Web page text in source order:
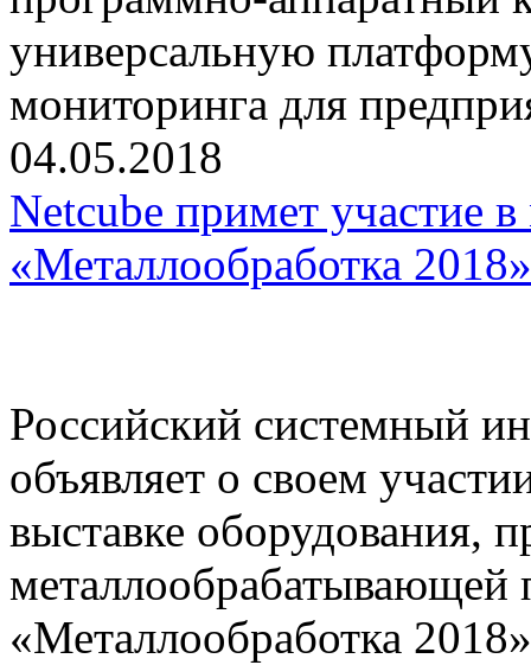
универсальную
мониторинга для
04.05.2018
Netcube примет участие
«Металлообработка 2018»
Российский системный
объявляет о своем
выставке оборудования,
«Металлообработка